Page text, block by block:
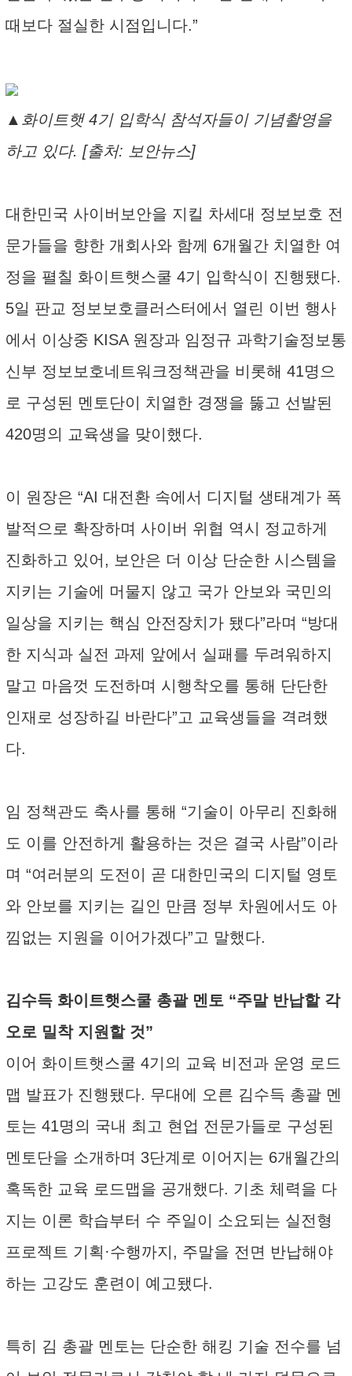
때보다 절실한 시점입니다.”
▲화이트햇 4기 입학식 참석자들이 기념촬영을
하고 있다. [출처: 보안뉴스]
대한민국 사이버보안을 지킬 차세대 정보보호 전
문가들을 향한 개회사와 함께 6개월간 치열한 여
정을 펼칠 화이트햇스쿨 4기 입학식이 진행됐다.
5일 판교 정보보호클러스터에서 열린 이번 행사
에서 이상중 KISA 원장과 임정규 과학기술정보통
신부 정보보호네트워크정책관을 비롯해 41명으
로 구성된 멘토단이 치열한 경쟁을 뚫고 선발된
420명의 교육생을 맞이했다.
이 원장은 “AI 대전환 속에서 디지털 생태계가 폭
발적으로 확장하며 사이버 위협 역시 정교하게
진화하고 있어, 보안은 더 이상 단순한 시스템을
지키는 기술에 머물지 않고 국가 안보와 국민의
일상을 지키는 핵심 안전장치가 됐다”라며 “방대
한 지식과 실전 과제 앞에서 실패를 두려워하지
말고 마음껏 도전하며 시행착오를 통해 단단한
인재로 성장하길 바란다”고 교육생들을 격려했
다.
임 정책관도 축사를 통해 “기술이 아무리 진화해
도 이를 안전하게 활용하는 것은 결국 사람”이라
며 “여러분의 도전이 곧 대한민국의 디지털 영토
와 안보를 지키는 길인 만큼 정부 차원에서도 아
낌없는 지원을 이어가겠다”고 말했다.
김수득 화이트햇스쿨 총괄 멘토 “주말 반납할 각
오로 밀착 지원할 것”
이어 화이트햇스쿨 4기의 교육 비전과 운영 로드
맵 발표가 진행됐다. 무대에 오른 김수득 총괄 멘
토는 41명의 국내 최고 현업 전문가들로 구성된
멘토단을 소개하며 3단계로 이어지는 6개월간의
혹독한 교육 로드맵을 공개했다. 기초 체력을 다
지는 이론 학습부터 수 주일이 소요되는 실전형
프로젝트 기획·수행까지, 주말을 전면 반납해야
하는 고강도 훈련이 예고됐다.
특히 김 총괄 멘토는 단순한 해킹 기술 전수를 넘